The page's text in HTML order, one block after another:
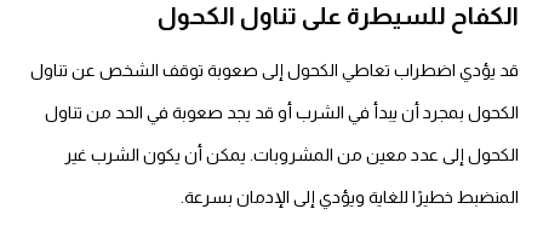
الكفاح للسيطرة على تناول الكحول
قد يؤدي اضطراب تعاطي الكحول إلى صعوبة توقف الشخص عن تناول
الكحول بمجرد أن يبدأ في الشرب أو قد يجد صعوبة في الحد من تناول
الكحول إلى عدد معين من المشروبات. يمكن أن يكون الشرب غير
المنضبط خطيرًا للغاية ويؤدي إلى الإدمان بسرعة.